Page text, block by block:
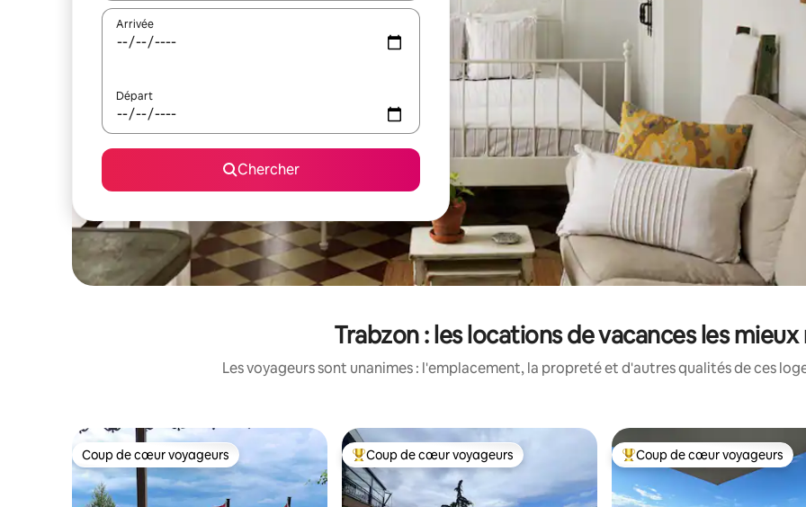
Arrivée
Départ
Chercher
Trabzon : les locations de vacances les
Les voyageurs sont unanimes : l'emplacement, la propreté et d'autres qualités de ces
Coup de cœur voyageurs
Coup de cœur voyageurs Coup de cœur voyageurs parmi les plus aimés
Coup de cœur voyageurs Coup de cœur voyageurs
Coup de cœur voyageurs